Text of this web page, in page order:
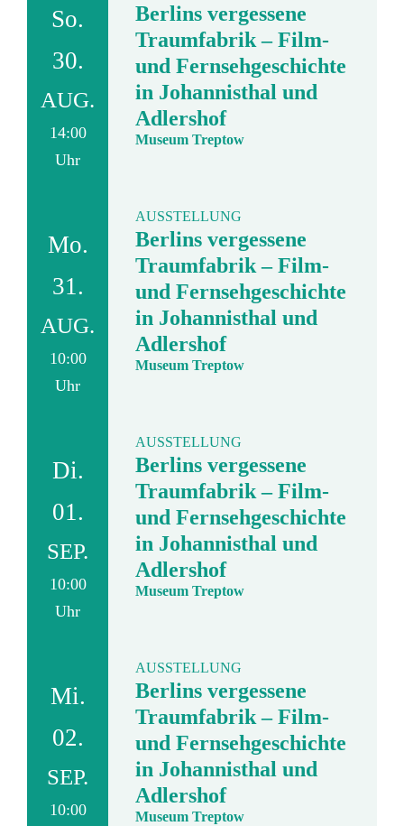
So.
30.
AUG.
14:00
Uhr
Berlins vergessene
Traumfabrik – Film-
und Fernsehgeschichte
in Johannisthal und
Adlershof
Museum Treptow
Mo.
31.
AUG.
10:00
Uhr
AUSSTELLUNG
Berlins vergessene
Traumfabrik – Film-
und Fernsehgeschichte
in Johannisthal und
Adlershof
Museum Treptow
Di.
01.
SEP.
10:00
Uhr
AUSSTELLUNG
Berlins vergessene
Traumfabrik – Film-
und Fernsehgeschichte
in Johannisthal und
Adlershof
Museum Treptow
Mi.
02.
SEP.
10:00
AUSSTELLUNG
Berlins vergessene
Traumfabrik – Film-
und Fernsehgeschichte
in Johannisthal und
Adlershof
Museum Treptow